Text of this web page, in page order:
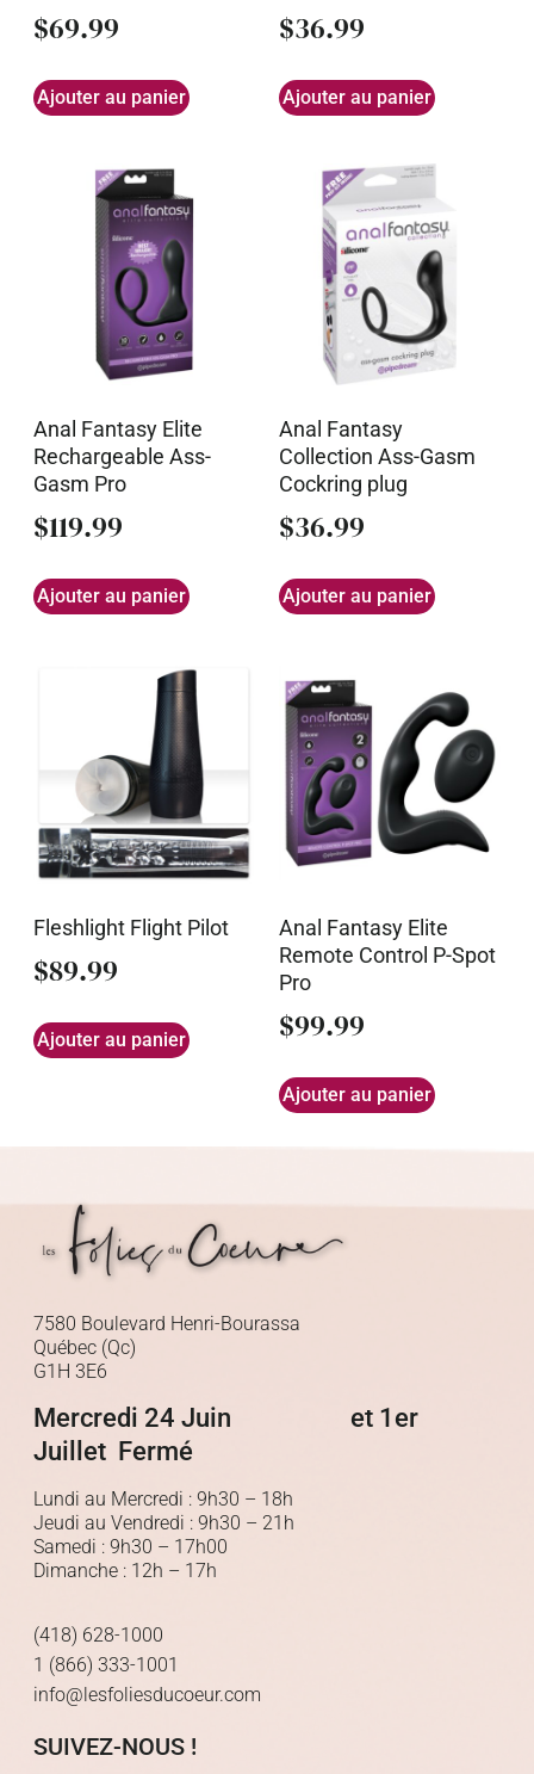
$69.99
Ajouter au panier
$36.99
Ajouter au panier
Anal Fantasy Elite
Rechargeable Ass-
Gasm Pro
$119.99
Ajouter au panier
Anal Fantasy
Collection Ass-Gasm
Cockring plug
$36.99
Ajouter au panier
Fleshlight Flight Pilot
$89.99
Ajouter au panier
Anal Fantasy Elite
Remote Control P-Spot
Pro
$99.99
Ajouter au panier
7580 Boulevard Henri-Bourassa
Québec (Qc)
G1H 3E6
Mercredi 24 Juin et 1er
Juillet Fermé
Lundi au Mercredi : 9h30 – 18h
Jeudi au Vendredi : 9h30 – 21h
Samedi : 9h30 – 17h00
Dimanche : 12h – 17h
(418) 628-1000
1 (866) 333-1001
info@lesfoliesducoeur.com
SUIVEZ-NOUS !